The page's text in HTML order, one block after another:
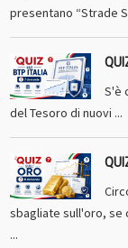
presentano “Strade
S'è
del Tesoro di nuovi ...
sbagliate sull'oro, se
...